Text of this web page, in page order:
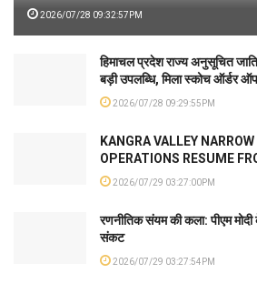
2026/07/28 09:32:57PM
हिमाचल प्रदेश राज्य अनुसूचित
बड़ी उपलब्धि, मिला स्कोच ऑर्डर
2026/07/28 09:29:55PM
KANGRA VALLEY
OPERATIONS RESUME
2026/07/29 03:27:00PM
रणनीतिक संयम की कला: पीएम
संकट
2026/07/29 03:27:54PM